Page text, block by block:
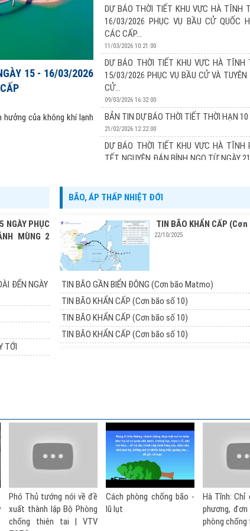
15 - 16/03/2026
của không khí lạnh
13/03/2026 17:24:00
Xu thế thời tiết: Đợt không khí lạnh tăng
đêm nay và sáng mai (14/03) khu vực Hà
các ngày 15 và 16/3 chủ yếu chịu ảnh hưởng
DỰ BÁO THỜI TIẾT KHU VỰC HÀ TĨNH
16/03/2026 PHỤC VỤ BẦU CỬ QUỐC
CÁC CẤP...
11/03/2026 10:21:00
DỰ BÁO THỜI TIẾT KHU VỰC HÀ TĨNH
15/03/2026 PHỤC VỤ BẦU CỬ VÀ TUYÊN
CỬ...
09/03/2026 16:32:00
BẢN TIN DỰ BÁO THỜI TIẾT THỜI HẠN 10
21/02/2026 12:22:00
DỰ BÁO THỜI TIẾT KHU VỰC HÀ TĨNH
TẾT NGUYÊN ĐÁN BÍNH NGỌ TỪ NGÀY
DỰ BÁO THỜI TIẾT KHU VỰC HÀ TĨNH
TỪ...
19/02/2026 13:19:00
NGÀY PHỤC
MÙNG 2
ĐẾN NGÀY
TỚI
BÃO, ÁP THẤP NHIỆT ĐỚI
TIN BÃO KHẨN CẤP
22/10/2025
TIN BÃO GẦN BIỂN ĐÔNG (Cơn bão Matmo)
TIN BÃO KHẨN CẤP (Cơn bão số 10)
TIN BÃO KHẨN CẤP (Cơn bão số 10)
TIN BÃO KHẨN CẤP (Cơn bão số 10)
Cách phòng chống bão -
lũ lụt
Hà Tĩnh: Chỉ đạo các địa
phương, đơn vị chủ động
Kỹ năng
thiên tai:
toàn trước